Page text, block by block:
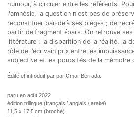
humour, à circuler entre les référents.
l'amnésie, la question n'est pas de
reconstituer par-delà ses pièges ; de
partir de fragment épars. On retrouve
littérature : la disparition de la réalité, la
rôle de l'écrivain pris entre les
subjective et les porosités de la mémoire
Édité et introduit par par Omar Berrada.
paru en août 2022
édition trilingue (français / anglais / arabe)
11,5 x 17,5 cm (broché)